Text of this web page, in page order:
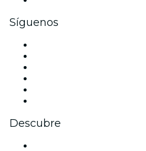
Síguenos
Descubre